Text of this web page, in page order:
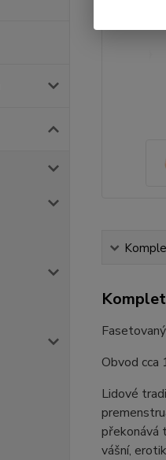
Obvod cca
Lidové
překonává
vášní,